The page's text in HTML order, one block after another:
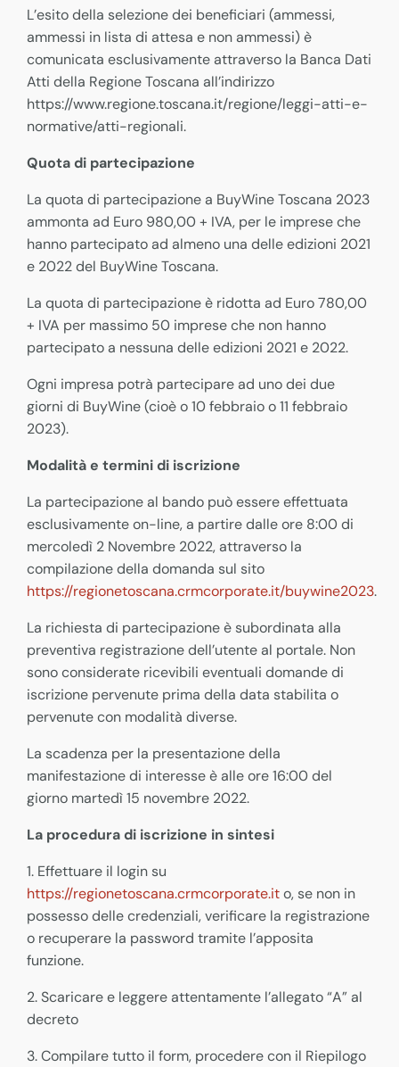
L’esito della selezione dei beneficiari (ammessi,
ammessi in lista di attesa e non ammessi) è
comunicata esclusivamente attraverso la Banca Dati
Atti della Regione Toscana all’indirizzo
https://www.regione.toscana.it/regione/leggi-atti-e-
normative/atti-regionali.
Quota di partecipazione
La quota di partecipazione a BuyWine Toscana 2023
ammonta ad Euro 980,00 + IVA, per le imprese che
hanno partecipato ad almeno una delle edizioni 2021
e 2022 del BuyWine Toscana.
La quota di partecipazione è ridotta ad Euro 780,00
+ IVA per massimo 50 imprese che non hanno
partecipato a nessuna delle edizioni 2021 e 2022.
Ogni impresa potrà partecipare ad uno dei due
giorni di BuyWine (cioè o 10 febbraio o 11 febbraio
2023).
Modalità e termini di iscrizione
La partecipazione al bando può essere effettuata
esclusivamente on-line, a partire dalle ore 8:00 di
mercoledì 2 Novembre 2022, attraverso la
compilazione della domanda sul sito
https://regionetoscana.crmcorporate.it/buywine2023.
La richiesta di partecipazione è subordinata alla
preventiva registrazione dell’utente al portale. Non
sono considerate ricevibili eventuali domande di
iscrizione pervenute prima della data stabilita o
pervenute con modalità diverse.
La scadenza per la presentazione della
manifestazione di interesse è alle ore 16:00 del
giorno martedì 15 novembre 2022.
La procedura di iscrizione in sintesi
1. Effettuare il login su
https://regionetoscana.crmcorporate.ito, se non in
possesso delle credenziali, verificare la registrazione
o recuperare la password tramite l’apposita
funzione.
2. Scaricare e leggere attentamente l’allegato “A” al
decreto
3. Compilare tutto il form, procedere con il Riepilogo